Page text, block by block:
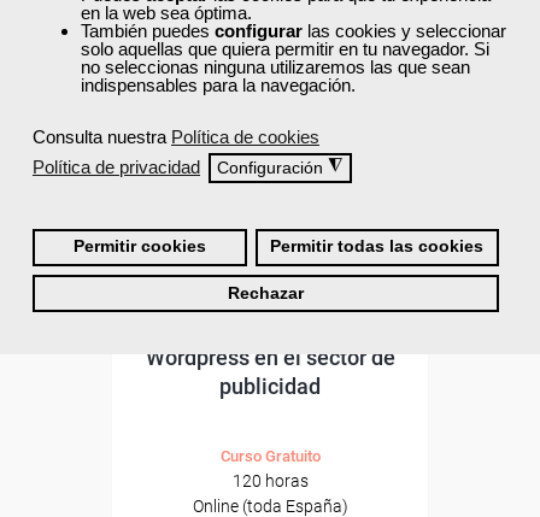
en la web sea óptima.
También puedes configurar las cookies y seleccionar
solo aquellas que quiera permitir en tu navegador. Si
no seleccionas ninguna utilizaremos las que sean
indispensables para la navegación.
Consulta nuestra Política de cookies
Política de privacidad
Configuración ◮
Permitir cookies Permitir todas las cookies
Rechazar
ONLINE
Cursos Femxa
Wordpress en el sector de
publicidad
Curso Gratuito
120 horas
Online (toda España)